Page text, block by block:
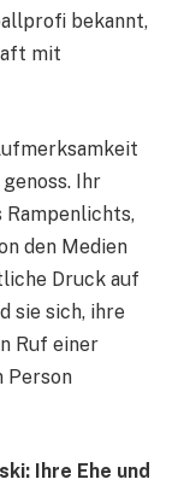
bekannt,
mit
Ihr
Rampenlichts,
den Medien
Druck auf
sie sich, ihre
Ruf einer
Person
Ihre Ehe und